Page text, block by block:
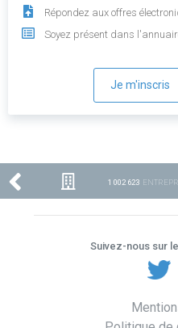
Répondez aux offres
Soyez présent dans
Je m'inscris
1 002 623
Suivez-nous sur